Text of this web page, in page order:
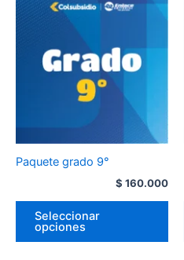
Paquete grado 9°
$ 160.000
Seleccionar
opciones